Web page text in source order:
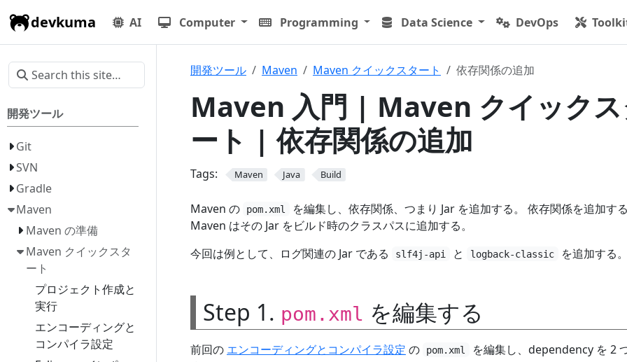
devkuma AI Computer Programming Data Science DevOps
開発ツール
Git
SVN
Gradle
Maven
Maven の準備
Maven クイックスタ
ート
プロジェクト作成と
実行
エンコーディングと
コンパイラ設定
開発ツール Maven Maven クイックスタート 依存関係の追加
Maven 入門 | Maven クイック
ート | 依存関係の追加
Tags: Maven Java Build
Maven の pom.xml
を編集し、依存関係、つまり Jar を追加する。 依存関係を追加す
Maven はその Jar をビルド時のクラスパスに追加する。
今回は例として、ログ関連の Jar である
slf4j-api と logback-classic を追加する
Step 1. pom.xml を編集する
前回の エンコーディングとコンパイラ設定 の pom.xml
を編集し、dependency を 2